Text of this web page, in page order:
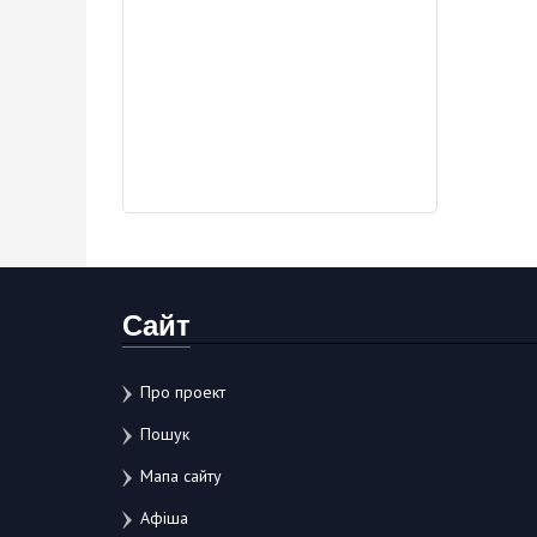
Сайт
Про проект
Пошук
Мапа сайту
Афіша